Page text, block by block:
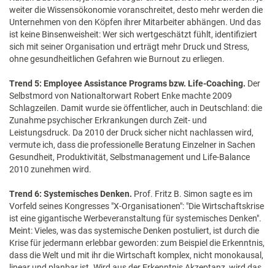
weiter die Wissensökonomie voranschreitet, desto mehr werden die
Unternehmen von den Köpfen ihrer Mitarbeiter abhängen. Und das
ist keine Binsenweisheit: Wer sich wertgeschätzt fühlt, identifiziert
sich mit seiner Organisation und erträgt mehr Druck und Stress,
ohne gesundheitlichen Gefahren wie Burnout zu erliegen.
Trend 5: Employee Assistance Programs bzw. Life-Coaching. Der
Selbstmord von Nationaltorwart Robert Enke machte 2009
Schlagzeilen. Damit wurde sie öffentlicher, auch in Deutschland: die
Zunahme psychischer Erkrankungen durch Zeit- und
Leistungsdruck. Da 2010 der Druck sicher nicht nachlassen wird,
vermute ich, dass die professionelle Beratung Einzelner in Sachen
Gesundheit, Produktivität, Selbstmanagement und Life-Balance
2010 zunehmen wird.
Trend 6: Systemisches Denken. Prof. Fritz B. Simon sagte es im
Vorfeld seines Kongresses "X-Organisationen": "Die Wirtschaftskrise
ist eine gigantische Werbeveranstaltung für systemisches Denken".
Meint: Vieles, was das systemische Denken postuliert, ist durch die
Krise für jedermann erlebbar geworden: zum Beispiel die Erkenntnis,
dass die Welt und mit ihr die Wirtschaft komplex, nicht monokausal,